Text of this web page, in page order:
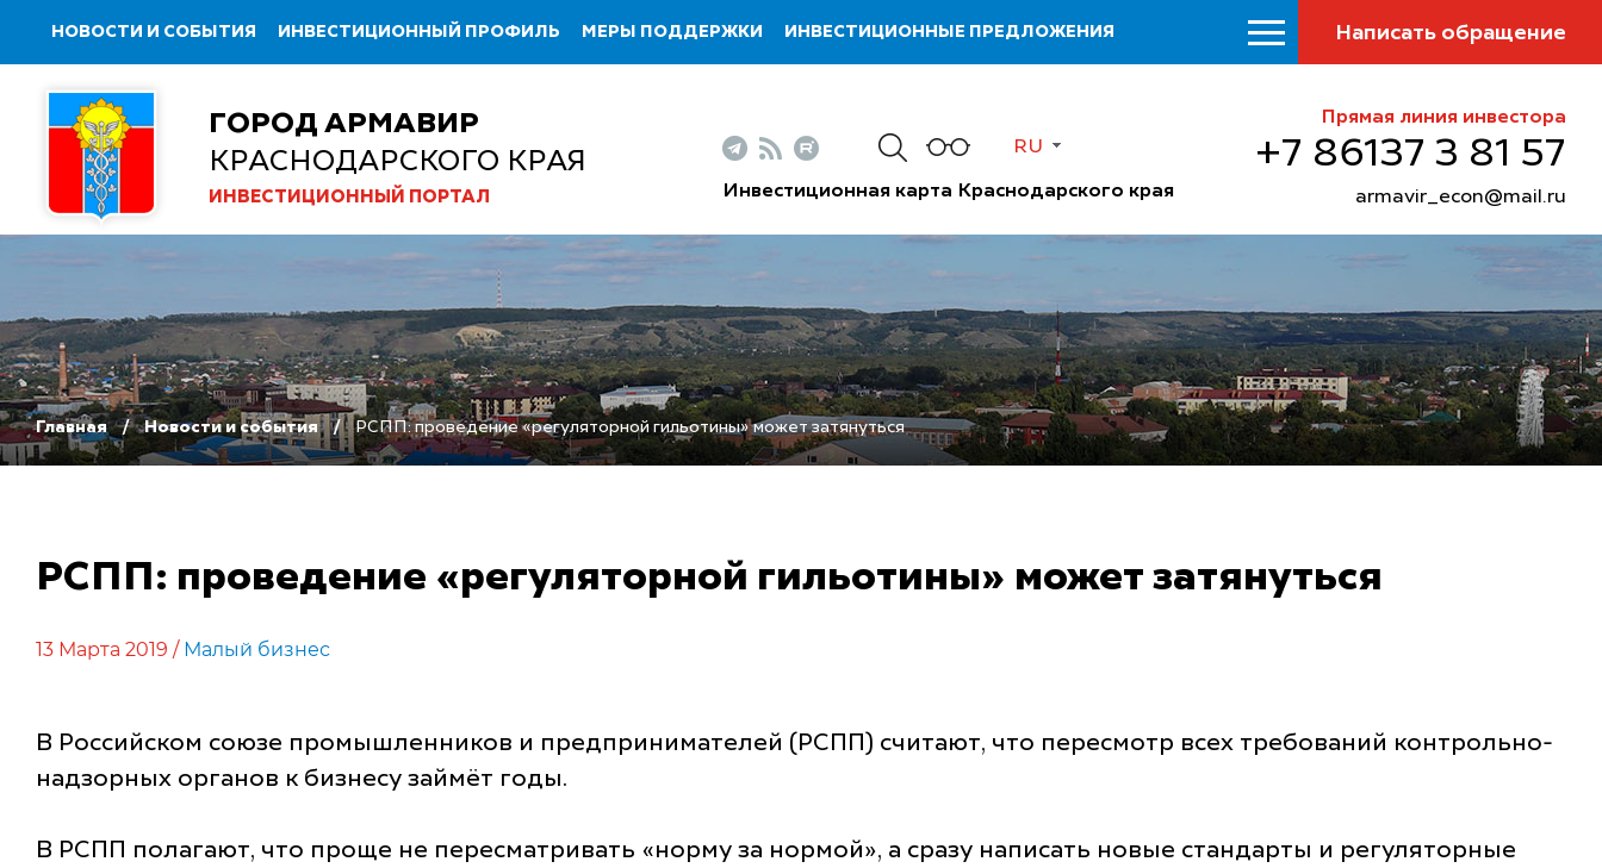
НОВОСТИ И СОБЫТИЯ ИНВЕСТИЦИОННЫЙ ПРОФИЛЬ МЕРЫ ПОДДЕРЖКИ ИНВЕСТИЦИОННЫЕ ПРЕДЛОЖЕНИЯ Написать обращение
ГОРОД АРМАВИР
КРАСНОДАРСКОГО КРАЯ
ИНВЕСТИЦИОННЫЙ ПОРТАЛ
RU
Инвестиционная карта Краснодарского края
Прямая линия инвестора
+7 86137 3 81 57
armavir_econ@mail.ru
Главная Новости и события РСПП: проведение «регуляторной гильотины» может затянуться
РСПП: проведение «регуляторной гильотины» может затянуться
13 Марта 2019 / Малый бизнес
В Российском союзе промышленников и предпринимателей (РСПП) считают, что пересмотр всех требований контрольно-
надзорных органов к бизнесу займёт годы.
В РСПП полагают, что проще не пересматривать «норму за нормой», а сразу написать новые стандарты и регуляторные